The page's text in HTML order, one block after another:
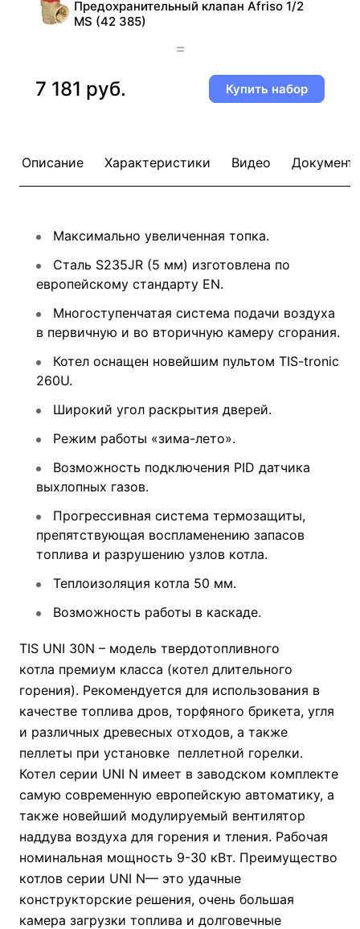
Предохранительный клапан Afriso 1/2
MS (42 385)
=
7 181 руб. Купить набор
Описание Характеристики Видео
Максимально увеличенная топка.
Сталь S235JR (5 мм) изготовлена по
европейскому стандарту EN.
Многоступенчатая система подачи воздуха
в первичную и во вторичную камеру сгорания.
Котел оснащен новейшим пультом TIS-tronic
260U.
Широкий угол раскрытия дверей.
Режим работы «зима-лето».
Возможность подключения PID датчика
выхлопных газов.
Прогрессивная система термозащиты,
препятствующая воспламенению запасов
топлива и разрушению узлов котла.
Теплоизоляция котла 50 мм.
Возможность работы в каскаде.
TIS UNI 30N – модель твердотопливного
котла премиум класса (котел длительного
горения). Рекомендуется для использования в
качестве топлива дров, торфяного брикета, угля
и различных древесных отходов, а также
пеллеты при установке пеллетной горелки.
Котел серии UNI N имеет в заводском комплекте
самую современную европейскую автоматику, а
также новейший модулируемый вентилятор
наддува воздуха для горения и тления. Рабочая
номинальная мощность 9-30 кВт. Преимущество
котлов серии UNI N— это удачные
конструкторские решения, очень большая
камера загрузки топлива и долговечные